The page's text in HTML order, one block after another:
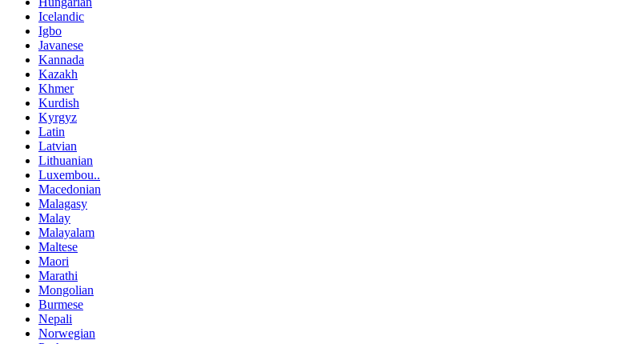
Icelandic
Igbo
Javanese
Kannada
Kazakh
Khmer
Kurdish
Kyrgyz
Latin
Latvian
Lithuanian
Luxembou..
Macedonian
Malagasy
Malay
Malayalam
Maltese
Maori
Marathi
Mongolian
Burmese
Nepali
Norwegian